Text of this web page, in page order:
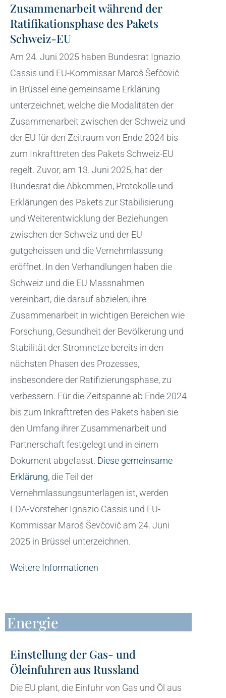
Zusammenarbeit während der
Ratifikationsphase des Pakets
Schweiz-EU
Am 24. Juni 2025 haben Bundesrat Ignazio
Cassis und EU-Kommissar Maroš Šefčovič
in Brüssel eine gemeinsame Erklärung
unterzeichnet, welche die Modalitäten der
Zusammenarbeit zwischen der Schweiz und
der EU für den Zeitraum von Ende 2024 bis
zum Inkrafttreten des Pakets Schweiz-EU
regelt. Zuvor, am 13. Juni 2025, hat der
Bundesrat die Abkommen, Protokolle und
Erklärungen des Pakets zur Stabilisierung
und Weiterentwicklung der Beziehungen
zwischen der Schweiz und der EU
gutgeheissen und die Vernehmlassung
eröffnet. In den Verhandlungen haben die
Schweiz und die EU Massnahmen
vereinbart, die darauf abzielen, ihre
Zusammenarbeit in wichtigen Bereichen wie
Forschung, Gesundheit der Bevölkerung und
Stabilität der Stromnetze bereits in den
nächsten Phasen des Prozesses,
insbesondere der Ratifizierungsphase, zu
verbessern. Für die Zeitspanne ab Ende 2024
bis zum Inkrafttreten des Pakets haben sie
den Umfang ihrer Zusammenarbeit und
Partnerschaft festgelegt und in einem
Dokument abgefasst. Diese gemeinsame
Erklärung, die Teil der
Vernehmlassungsunterlagen ist, werden
EDA-Vorsteher Ignazio Cassis und EU-
Kommissar Maroš Ševčovič am 24. Juni
2025 in Brüssel unterzeichnen.
Weitere Informationen
Energie
Einstellung der Gas- und
Öleinfuhren aus Russland
Die EU plant, die Einfuhr von Gas und Öl aus